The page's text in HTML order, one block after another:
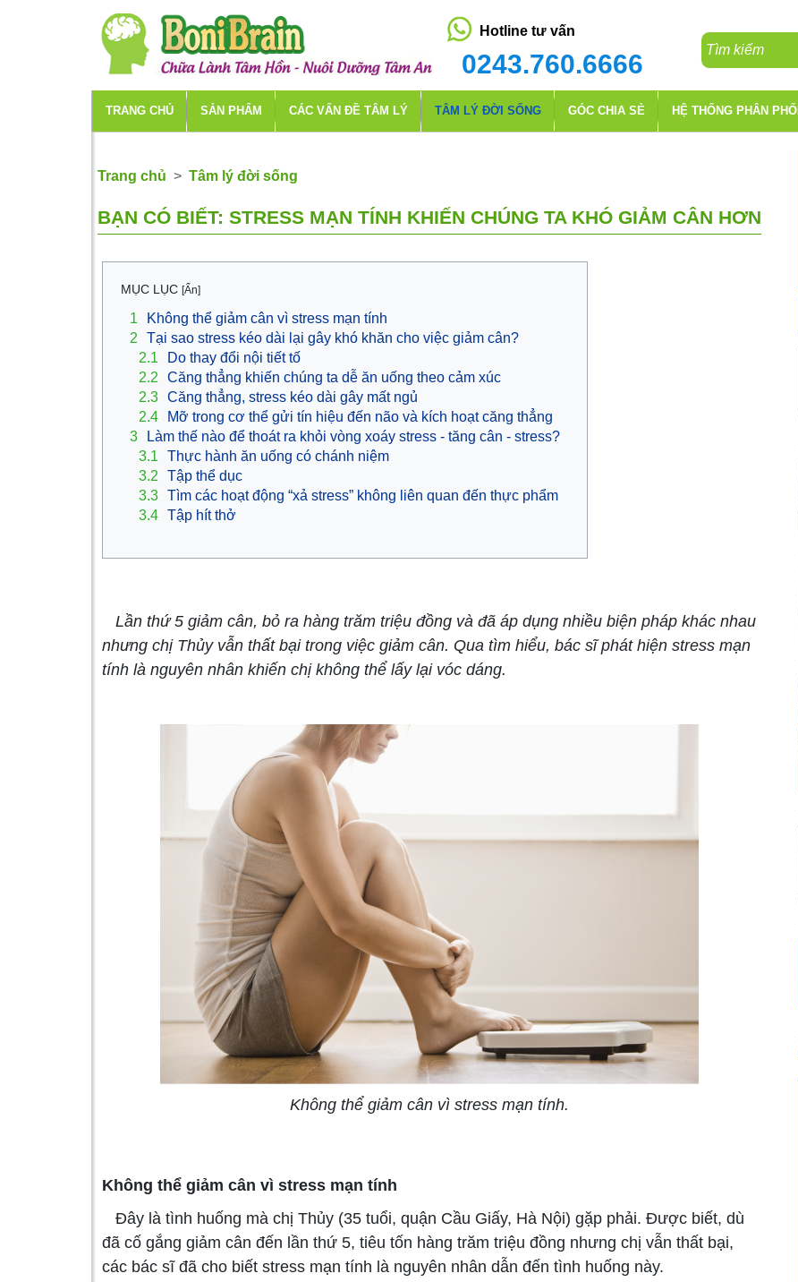
Hotline tư vấn
0243.760.6666
TRANG CHỦ SẢN PHẨM CÁC VẤN ĐỀ TÂM LÝ TÂM LÝ ĐỜI SỐNG GÓC CHIA SẺ HỆ THỐNG PHÂN PHỐI
Trang chủ Tâm lý đời sống
BẠN CÓ BIẾT: STRESS MẠN TÍNH KHIẾN CHÚNG TA KHÓ GIẢM CÂN HƠN
MỤC LỤC [Ẩn]
1
Không thể giảm cân vì stress mạn tính
2
Tại sao stress kéo dài lại gây khó khăn cho việc giảm cân?
2.1
Do thay đổi nội tiết tố
2.2
Căng thẳng khiến chúng ta dễ ăn uống theo cảm xúc
2.3 Căng thẳng, stress kéo dài gây mất ngủ
2.4
Mỡ trong cơ thể gửi tín hiệu đến não và kích hoạt căng thẳng
3
Làm thế nào để thoát ra khỏi vòng xoáy stress - tăng cân - stress?
3.1
Thực hành ăn uống có chánh niệm
3.2
Tập thể dục
3.3 Tìm các hoạt động “xả stress” không liên quan đến thực phẩm
3.4 Tập hít thở
Lần thứ 5 giảm cân, bỏ ra hàng trăm triệu đồng và đã áp dụng nhiều biện pháp khác nhau
nhưng chị Thủy vẫn thất bại trong việc giảm cân. Qua tìm hiểu, bác sĩ phát hiện stress mạn
tính là nguyên nhân khiến chị không thể lấy lại vóc dáng.
Không thể giảm cân vì stress mạn tính.
Không thể giảm cân vì stress mạn tính
Đây là tình huống mà chị Thủy (35 tuổi, quận Cầu Giấy, Hà Nội) gặp phải. Được biết, dù
đã cố gắng giảm cân đến lần thứ 5, tiêu tốn hàng trăm triệu đồng nhưng chị vẫn thất bại,
các bác sĩ đã cho biết stress mạn tính là nguyên nhân dẫn đến tình huống này.